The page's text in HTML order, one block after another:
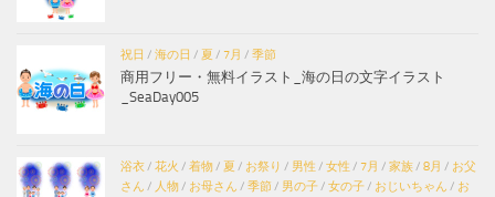
祝日 / 海の日 / 夏 / 7月 / 季節
商用フリー・無料イラスト_海の日の文字イラスト
_SeaDay005
浴衣 / 花火 / 着物 / 夏 / お祭り / 男性 / 女性 / 7月 / 家族 / 8月 / お父
さん / 人物 / お母さん / 季節 / 男の子 / 女の子 / おじいちゃん / お